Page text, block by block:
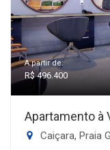
A partir de:
R$ 496.400
Apartamento à
Caiçara, Praia